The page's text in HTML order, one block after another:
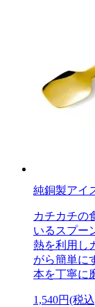
純銅製アイ
カチカチの
いるスプー
熱を利用し
がら簡単に
本を丁寧に
1,540円(税